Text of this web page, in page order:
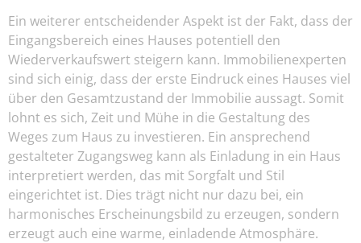
Ein weiterer entscheidender Aspekt ist der Fakt, dass der
Eingangsbereich eines Hauses potentiell den
Wiederverkaufswert steigern kann. Immobilienexperten
sind sich einig, dass der erste Eindruck eines Hauses viel
über den Gesamtzustand der Immobilie aussagt. Somit
lohnt es sich, Zeit und Mühe in die Gestaltung des
Weges zum Haus zu investieren. Ein ansprechend
gestalteter Zugangsweg kann als Einladung in ein Haus
interpretiert werden, das mit Sorgfalt und Stil
eingerichtet ist. Dies trägt nicht nur dazu bei, ein
harmonisches Erscheinungsbild zu erzeugen, sondern
erzeugt auch eine warme, einladende Atmosphäre.